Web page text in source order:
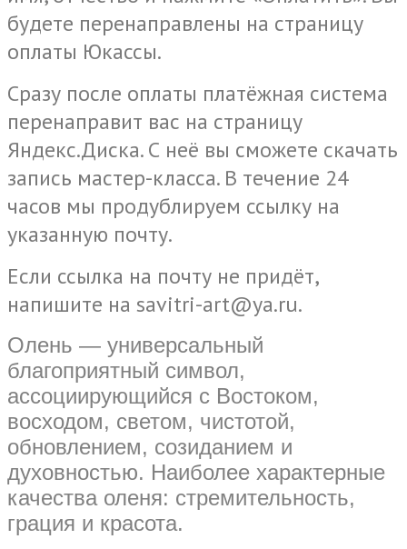
будете перенаправлены на страницу
оплаты Юкассы.
Сразу после оплаты платёжная система
перенаправит вас на страницу
Яндекс.Диска. С неё вы сможете скачать
запись мастер-класса. В течение 24
часов мы продублируем ссылку на
указанную почту.
Если ссылка на почту не придёт,
напишите на savitri-art@ya.ru.
Олень — универсальный
благоприятный символ,
ассоциирующийся с Востоком,
восходом, светом, чистотой,
обновлением, созиданием и
духовностью. Наиболее характерные
качества оленя: стремительность,
грация и красота.